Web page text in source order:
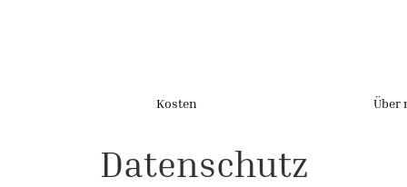
Kosten Über
Datenschutz